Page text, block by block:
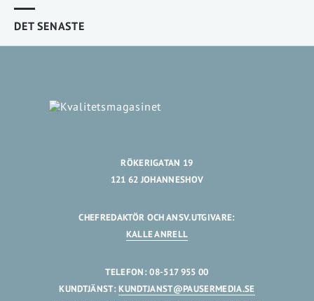
DET SENASTE
RÖKERIGATAN 19
121 62 JOHANNESHOV
CHEFREDAKTÖR OCH ANSV.UTGIVARE:
KALLE ANRELL
TELEFON: 08-517 955 00
KUNDTJÄNST:KUNDTJANST@PAUSERMEDIA.SE